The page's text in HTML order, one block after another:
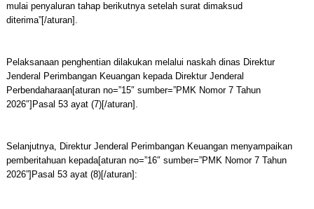
mulai penyaluran tahap berikutnya setelah surat dimaksud
diterima”[/aturan].
Pelaksanaan penghentian dilakukan melalui naskah dinas Direktur
Jenderal Perimbangan Keuangan kepada Direktur Jenderal
Perbendaharaan[aturan no=”15″ sumber=”PMK Nomor 7 Tahun
2026″]Pasal 53 ayat (7)[/aturan].
Selanjutnya, Direktur Jenderal Perimbangan Keuangan menyampaikan
pemberitahuan kepada[aturan no=”16″ sumber=”PMK Nomor 7 Tahun
2026”]Pasal 53 ayat (8)[/aturan]: